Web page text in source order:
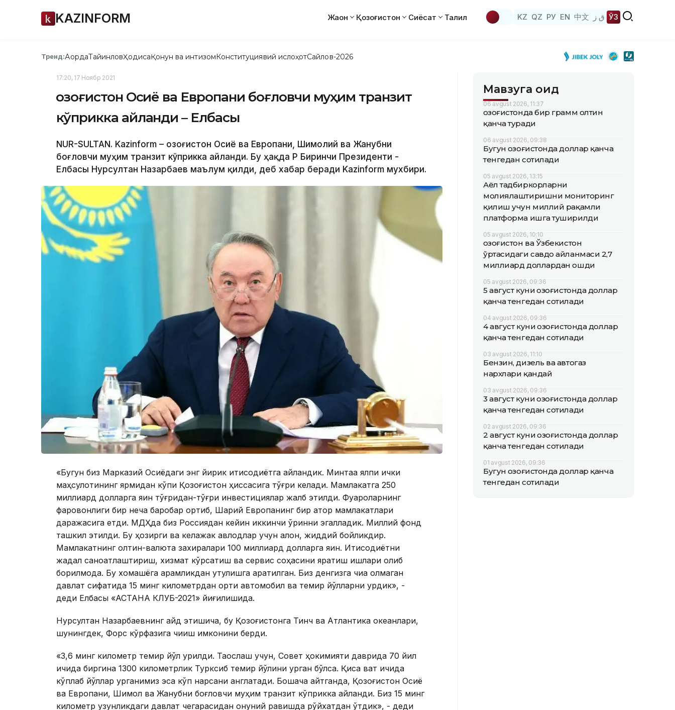
KAZINFORM Жаҳон Қозоғистон Сиёсат Таҳлил KZ QZ РУ EN 中文 ق ز ЎЗ
Тренд:АқордаТайинловҲодисаҚонун ва интизомКонституциявий ислоҳотСайлов-2026
17:20, 17 Ноябр 2021
Қозоғистон Осиё ва Европани боғловчи муҳим транзит
кўприкка айланди – Елбасы
NUR-SULTAN. Kazinform – Қозоғистон Осиё ва Европани, Шимолий ва Жанубни
боғловчи муҳим транзит кўприкка айланди. Бу ҳақда ҚР Биринчи Президенти -
Елбасы Нурсултан Назарбаев маълум қилди, деб хабар беради Kazinform мухбири.
«Бугун биз Марказий Осиёдаги энг йирик иқтисодиётга айландик. Минтақа ялпи ички
маҳсулотининг ярмидан кўпи Қозоғистон ҳиссасига тўғри келади. Мамлакатга 250
миллиард долларга яқин тўғридан-тўғри инвестициялар жалб этилди. Фуқароларнинг
фаровонлиги бир неча баробар ортиб, Шарқий Европанинг бир қатор мамлакатлари
даражасига етди. МДҲда биз Россиядан кейин иккинчи ўринни эгалладик. Миллий фонд
ташкил этилди. Бу ҳозирги ва келажак авлодлар учун қалқон, жиддий бойликдир.
Мамлакатнинг олтин-валюта захиралари 100 миллиард долларга яқин. Иқтисодиётни
жадал саноатлаштириш, хизмат кўрсатиш ва сервис соҳасини яратиш ишлари олиб
борилмоқда. Бу хомашёга қарамликдан қутулишга қаратилган. Биз денгизга чиқа олмаган
давлат сифатида 15 минг километрдан ортиқ автомобил ва темир йўлларни қурдик», -
деди Елбасы «АСТАНА КЛУБ-2021» йиғилишида.
Нурсултан Назарбаевнинг қайд этишича, бу Қозоғистонга Тинч ва Атлантика океанлари,
шунингдек, Форс кўрфазига чиқиш имконини берди.
«3,6 минг километр темир йўл қурилди. Таққослаш учун, Совет ҳокимияти даврида 70 йил
ичида биргина 1300 километрлик Турксиб темир йўлини қурган бўлса. Қисқа вақт ичида
кўплаб йўллар қурганимиз эса кўп нарсани англатади. Бошқача айтганда, Қозоғистон Осиё
ва Европани, Шимол ва Жанубни боғловчи муҳим транзит кўприкка айланди. Биз 15 минг
километр узунликдаги давлат чегарасидан қонуний равишда рўйхатдан ўтдик», - деди
Мавзуга оид
06 avgust 2026, 11:37
Қозоғистонда бир грамм олтин
қанча туради
06 avgust 2026, 09:38
Бугун Қозоғистонда доллар қанча
тенгедан сотилади
05 avgust 2026, 13:15
Аёл тадбиркорларни
молиялаштиришни мониторинг
қилиш учун миллий рақамли
платформа ишга туширилди
05 avgust 2026, 10:10
Қозоғистон ва Ўзбекистон
ўртасидаги савдо айланмаси 2,7
миллиард доллардан ошди
05 avgust 2026, 09:36
5 август куни Қозоғистонда доллар
қанча тенгедан сотилади
04 avgust 2026, 09:36
4 август куни Қозоғистонда доллар
қанча тенгедан сотилади
03 avgust 2026, 11:10
Бензин, дизель ва автогаз
нархлари қандай
03 avgust 2026, 09:36
3 август куни Қозоғистонда доллар
қанча тенгедан сотилади
02 avgust 2026, 09:36
2 август куни Қозоғистонда доллар
қанча тенгедан сотилади
01 avgust 2026, 09:36
Бугун Қозоғистонда доллар қанча
тенгедан сотилади